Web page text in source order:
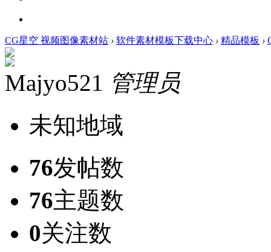
CG星空 视频图像素材站 › 软件素材模板下载中心 › 精品模板 ›
Majyo521 管理员
未知地域
76发帖数
76主题数
0关注数